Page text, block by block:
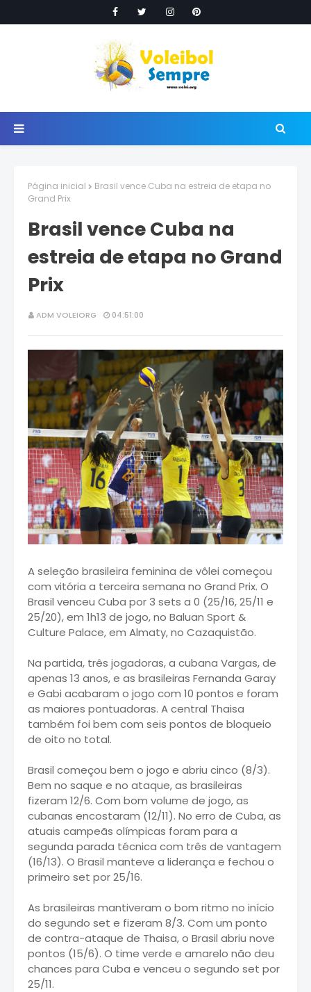
Página inicial
Brasil vence Cuba na estreia de etapa no
Grand Prix
Brasil vence Cuba na
estreia de etapa no Grand
Prix
ADM VOLEIORG 04:51:00
A seleção brasileira feminina de vôlei começou
com vitória a terceira semana no Grand Prix. O
Brasil venceu Cuba por 3 sets a 0 (25/16, 25/11 e
25/20), em 1h13 de jogo, no Baluan Sport &
Culture Palace, em Almaty, no Cazaquistão.
Na partida, três jogadoras, a cubana Vargas, de
apenas 13 anos, e as brasileiras Fernanda Garay
e Gabi acabaram o jogo com 10 pontos e foram
as maiores pontuadoras. A central Thaisa
também foi bem com seis pontos de bloqueio
de oito no total.
Brasil começou bem o jogo e abriu cinco (8/3).
Bem no saque e no ataque, as brasileiras
fizeram 12/6. Com bom volume de jogo, as
cubanas encostaram (12/11). No erro de Cuba, as
atuais campeãs olímpicas foram para a
segunda parada técnica com três de vantagem
(16/13). O Brasil manteve a liderança e fechou o
primeiro set por 25/16.
As brasileiras mantiveram o bom ritmo no início
do segundo set e fizeram 8/3. Com um ponto
de contra-ataque de Thaisa, o Brasil abriu nove
pontos (15/6). O time verde e amarelo não deu
chances para Cuba e venceu o segundo set por
25/11.